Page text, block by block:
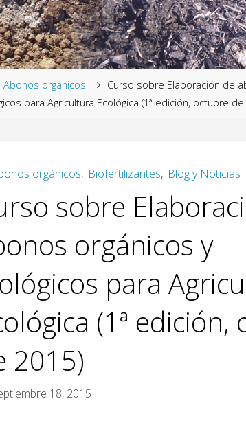
Abonos orgánicos
Curso sobre Elaboración de
para Agricultura Ecológica (1ª edición, octubre de
orgánicos, Biofertilizantes, Blog y Noticias
sobre
orgánicos y
para
(1ª edición,
2015)
18, 2015